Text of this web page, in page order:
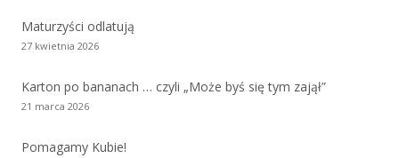
Maturzyści odlatują
27 kwietnia 2026
Karton po bananach … czyli „Może byś się tym zajął”
21 marca 2026
Pomagamy Kubie!